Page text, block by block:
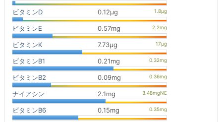
ビタミンD 0.12μg
ビタミンE 0.57mg
ビタミンK 7.73μg
ビタミンB1 0.21mg
ビタミンB2 0.09mg
ナイアシン 2.1mg
ビタミンB6 0.15mg